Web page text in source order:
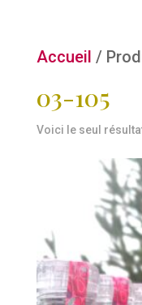
Accueil /
03-105
Voici le seul